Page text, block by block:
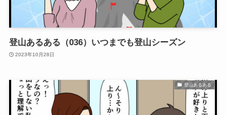
登山あるある（036）いつまでも登山シーズン
2023年10月28日
登山あるある